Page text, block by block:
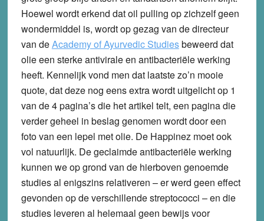
Hoewel wordt erkend dat oil pulling op zichzelf geen
wondermiddel is, wordt op gezag van de directeur
van deAcademy of Ayurvedic Studiesbeweerd dat
olie een sterke antivirale en antibacteriële werking
heeft. Kennelijk vond men dat laatste zo’n mooie
quote, dat deze nog eens extra wordt uitgelicht op 1
van de 4 pagina’s die het artikel telt, een pagina die
verder geheel in beslag genomen wordt door een
foto van een lepel met olie. De Happinez moet ook
vol natuurlijk. De geclaimde antibacteriële werking
kunnen we op grond van de hierboven genoemde
studies al enigszins relativeren – er werd geen effect
gevonden op de verschillende streptococci – en die
studies leveren al helemaal geen bewijs voor